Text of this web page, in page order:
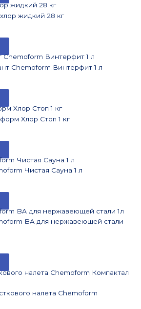
жидкий 28 кг
Chemoform Винтерфит 1 л
Хлор Стоп 1 кг
Чистая Сауна 1 л
BA для нержавеющей стали 1л
налета Chemoform Компактал